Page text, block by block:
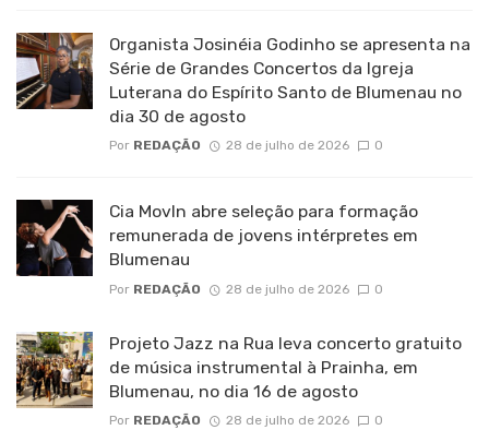
Organista Josinéia Godinho se apresenta na
Série de Grandes Concertos da Igreja
Luterana do Espírito Santo de Blumenau no
dia 30 de agosto
Por REDAÇÃO 28 de julho de 2026 0
Cia MovIn abre seleção para formação
remunerada de jovens intérpretes em
Blumenau
Por REDAÇÃO 28 de julho de 2026 0
Projeto Jazz na Rua leva concerto gratuito
de música instrumental à Prainha, em
Blumenau, no dia 16 de agosto
Por REDAÇÃO 28 de julho de 2026 0